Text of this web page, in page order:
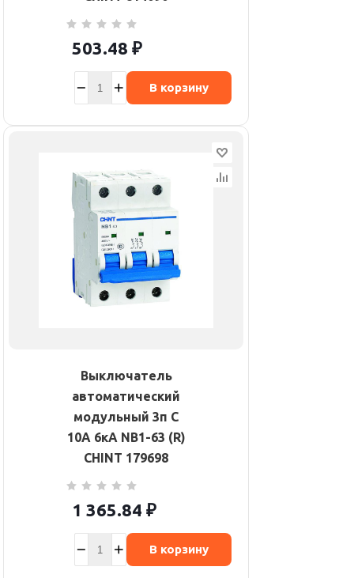
503.48 ₽
В корзину
Выключатель
автоматический
модульный 3п C
10А 6кА NB1-63 (R)
CHINT 179698
1 365.84 ₽
В корзину